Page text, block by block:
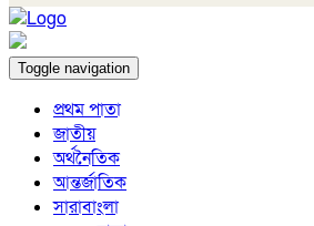
Toggle navigation
প্রথম পাতা
জাতীয়
অর্থনৈতিক
আন্তর্জাতিক
সারাবাংলা